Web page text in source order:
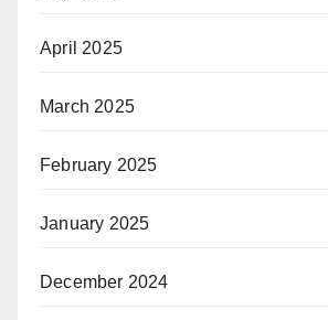
April 2025
March 2025
February 2025
January 2025
December 2024